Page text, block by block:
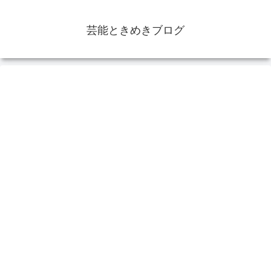
芸能ときめきブログ